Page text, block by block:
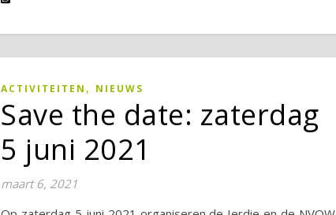
ACTIVITEITEN , NIEUWS
Save the date: zaterdag
5 juni 2021
maart 6, 2021